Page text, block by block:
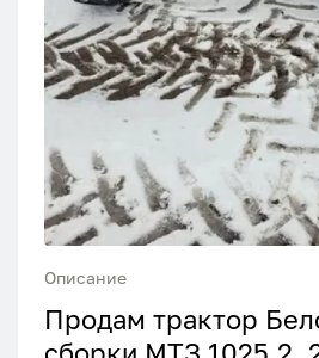
Описание
Продам трактор